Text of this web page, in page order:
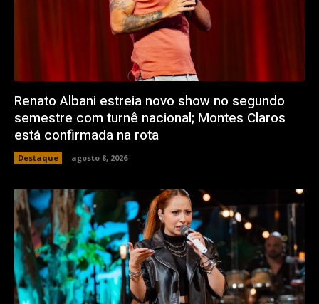
Renato Albani estreia novo show no segundo
semestre com turnê nacional; Montes Claros
está confirmada na rota
Destaque agosto 8, 2026